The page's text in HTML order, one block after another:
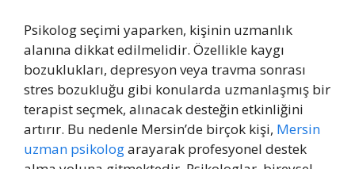
Psikolog seçimi yaparken, kişinin uzmanlık
alanına dikkat edilmelidir. Özellikle kaygı
bozuklukları, depresyon veya travma sonrası
stres bozukluğu gibi konularda uzmanlaşmış bir
terapist seçmek, alınacak desteğin etkinliğini
artırır. Bu nedenle Mersin’de birçok kişi, Mersin
uzman psikologarayarak profesyonel destek